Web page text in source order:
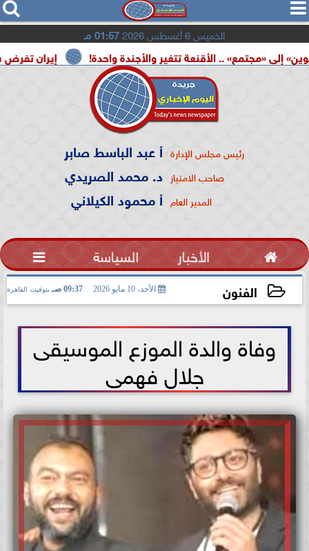
  
الخميس 6 أغسطس 2026 01:57 مـ
إيران تفرض .. الأقنعة تتغير والأجندة واحدة!
رئيس مجلس الإدارة أ عبد الباسط صابر
صاحب الامتياز د. محمد الصريدي
المدير العام أ محمود الكيلاني
 الأخبار السياسة 
الفنون الأحد، 10 مايو 2026 09:37 صـ بتوقيت القاهرة
وفاة والدة الموزع الموسيقى
جلال فهمى